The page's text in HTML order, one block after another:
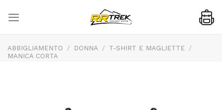
content
ABBIGLIAMENTO / DONNA / T-SHIRT E MAGLIETTE /
MANICA CORTA